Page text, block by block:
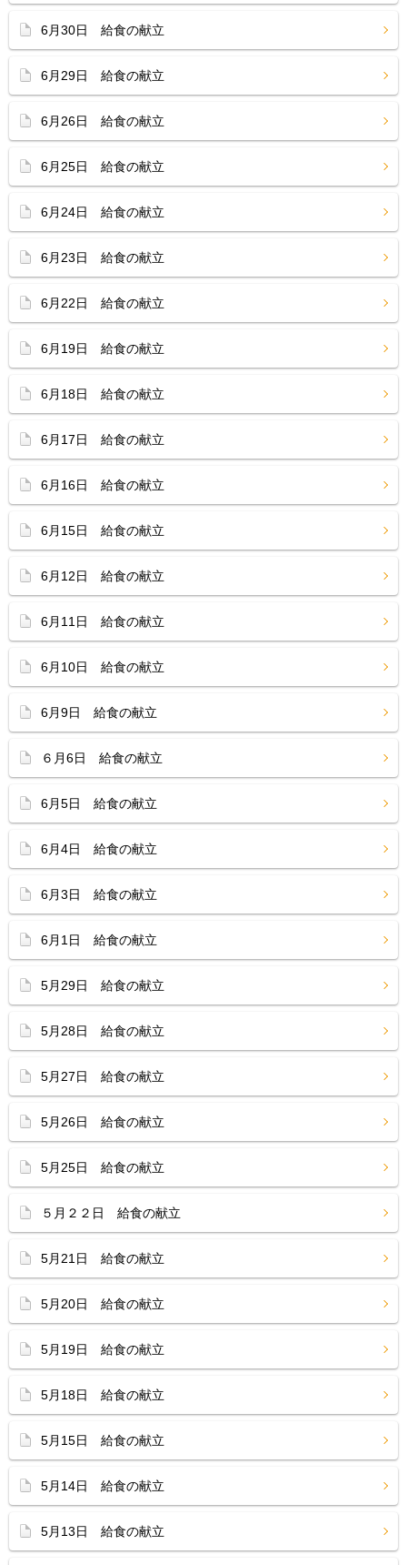
6月30日 給食の献立
6月29日 給食の献立
6月26日 給食の献立
6月25日 給食の献立
6月24日 給食の献立
6月23日 給食の献立
6月22日 給食の献立
6月19日 給食の献立
6月18日 給食の献立
6月17日 給食の献立
6月16日 給食の献立
6月15日 給食の献立
6月12日 給食の献立
6月11日 給食の献立
6月10日 給食の献立
6月9日 給食の献立
６月6日 給食の献立
6月5日 給食の献立
6月4日 給食の献立
6月3日 給食の献立
6月1日 給食の献立
5月29日 給食の献立
5月28日 給食の献立
5月27日 給食の献立
5月26日 給食の献立
5月25日 給食の献立
５月２２日 給食の献立
5月21日 給食の献立
5月20日 給食の献立
5月19日 給食の献立
5月18日 給食の献立
5月15日 給食の献立
5月14日 給食の献立
5月13日 給食の献立